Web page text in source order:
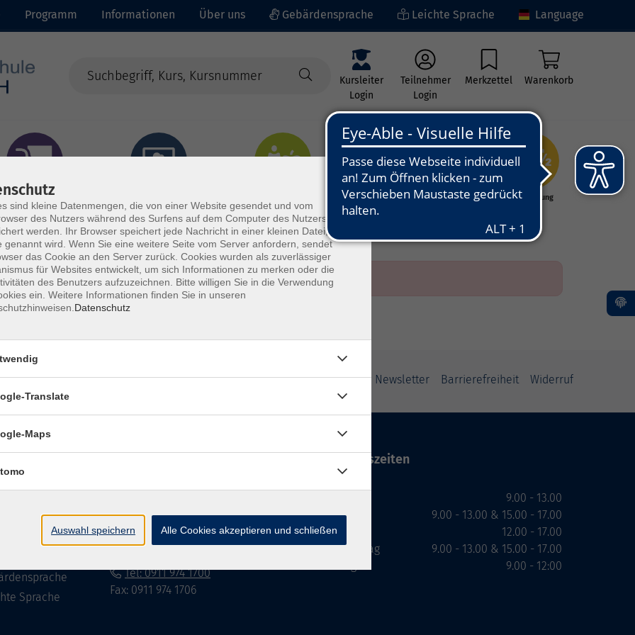
Programm Informationen Über uns Gebärdensprache Leichte Sprache Language
Kursleiter
Login
Teilnehmer
Login
Merkzettel Warenkorb
- Integration
Kunst - Kultur -
Grundbildung
Impressum Datenschutzerklärung AGB Newsletter Barrierefreiheit Widerruf
Sprache
90762 Fürth
info@vhs-fuerth.de
Tel: 0911 974 1700
Fax: 0911 974 1706
Öffnungszeiten
Dienstag
Mittwoch
Donnerstag
9.00 - 13.00
9.00 - 13.00 & 15.00 - 17.00
12.00 - 17.00
9.00 - 13.00 & 15.00 - 17.00
9.00 - 12:00
sind kleine Datenmengen, die von einer Website gesendet und vom
des Nutzers während des Surfens auf dem Computer des Nutzers
werden. Ihr Browser speichert jede Nachricht in einer kleinen Datei, die
genannt wird. Wenn Sie eine weitere Seite vom Server anfordern, sendet
das Cookie an den Server zurück. Cookies wurden als zuverlässiger
für Websites entwickelt, um sich Informationen zu merken oder die
des Benutzers aufzuzeichnen. Bitte willigen Sie in die Verwendung
ein. Weitere Informationen finden Sie in unseren
Datenschutz
×
Translate
Maps
Auswahl speichern Alle Cookies akzeptieren und schließen